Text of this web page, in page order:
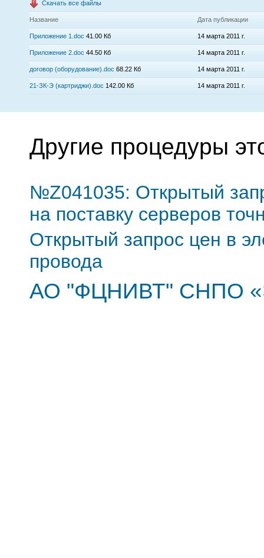
Скачать все файлы
Название Дата публикации
Приложение 1.doc 41.00 Кб 14 марта 2011 г.
Приложение 2.doc 44.50 Кб 14 марта 2011 г.
договор (оборудование).doc 68.22 Кб 14 марта 2011 г.
21-ЗК-Э (картриджи).doc 142.00 Кб 14 марта 2011 г.
Другие процедуры
№Z041035: Открытый
на поставку серверов
Открытый запрос цен в
провода
АО "ФЦНИВТ" СНПО